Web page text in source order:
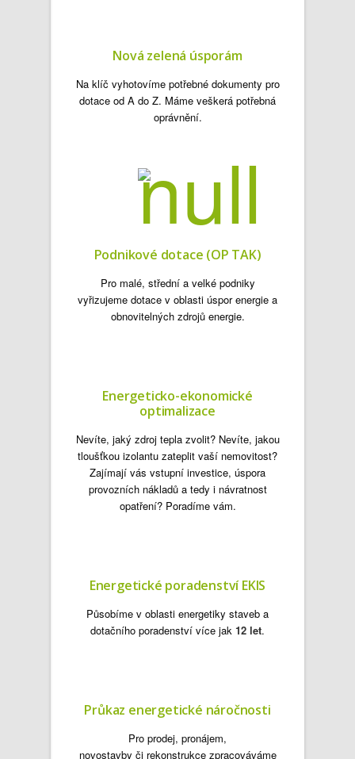
Nová zelená úsporám
Na klíč vyhotovíme potřebné dokumenty pro
dotace od A do Z. Máme veškerá potřebná
oprávnění.
Podnikové dotace (OP TAK)
Pro malé, střední a velké podniky
vyřizujeme dotace v oblasti úspor energie a
obnovitelných zdrojů energie.
Energeticko-ekonomické
optimalizace
Nevíte, jaký zdroj tepla zvolit? Nevíte, jakou
tloušťkou izolantu zateplit vaší nemovitost?
Zajímají vás vstupní investice, úspora
provozních nákladů a tedy i návratnost
opatření? Poradíme vám.
Energetické poradenství EKIS
Působíme v oblasti energetiky staveb a
dotačního poradenství více jak 12 let.
Průkaz energetické náročnosti
Pro prodej, pronájem,
novostavby či rekonstrukce zpracováváme